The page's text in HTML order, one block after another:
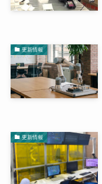
更新情報
更新情報